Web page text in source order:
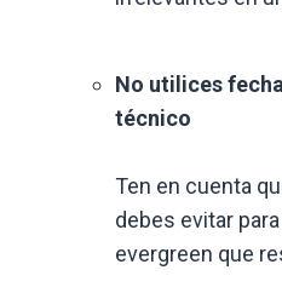
No utilices
técnico
Ten en cuenta
debes evitar
evergreen que